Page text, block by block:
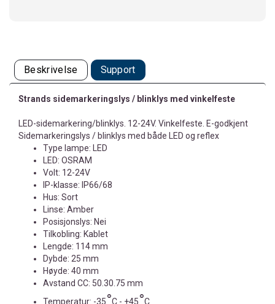
Beskrivelse Support
Strands sidemarkeringslys / blinklys med vinkelfeste
LED-sidemarkering/blinklys. 12-24V. Vinkelfeste. E-godkjent
Sidemarkeringslys / blinklys med både LED og reflex
Type lampe: LED
LED: OSRAM
Volt: 12-24V
IP-klasse: IP66/68
Hus: Sort
Linse: Amber
Posisjonslys: Nei
Tilkobling: Kablet
Lengde: 114 mm
Dybde: 25 mm
Høyde: 40 mm
Avstand CC: 50.30.75 mm
Temperatur: -35°C - +45°C